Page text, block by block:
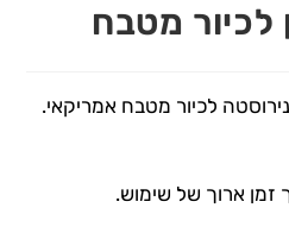
לכיור מטבח
לכיור מטבח אמריקאי.
זמן ארוך של שימוש.